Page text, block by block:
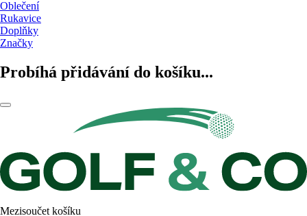
Oblečení
Rukavice
Doplňky
Značky
Probíhá přidávání do košíku...
Mezisoučet košíku